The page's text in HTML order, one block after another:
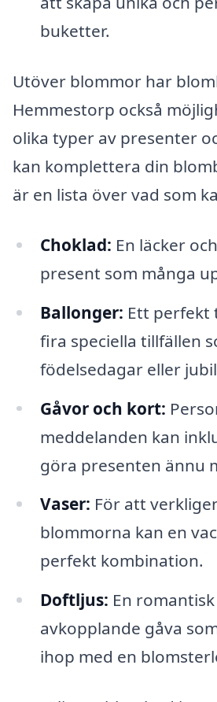
buketter.
Utöver blommor har
Hemmestorp också
olika typer av presenter
kan komplettera din
är en lista över vad som
Choklad: En läcker
present som många
Ballonger: Ett perfekt
fira speciella tillfällen
födelsedagar eller
Gåvor och kort:
meddelanden kan
göra presenten ännu
Vaser: För att
blommorna kan en
perfekt kombination.
Doftljus: En
avkopplande gåva
ihop med en